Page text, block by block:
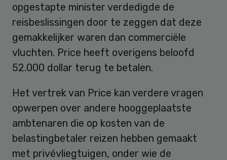
opgestapte minister verdedigde de
reisbeslissingen door te zeggen dat deze
gemakkelijker waren dan commerciële
vluchten. Price heeft overigens beloofd
52.000 dollar terug te betalen.
Het vertrek van Price kan verdere vragen
opwerpen over andere hooggeplaatste
ambtenaren die op kosten van de
belastingbetaler reizen hebben gemaakt
met privévliegtuigen, onder wie de